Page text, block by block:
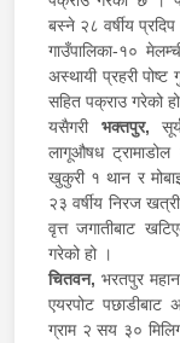
बस्ने २८ वर्षीय
गाउँपालिका-१०
अस्थायी प्रहरी
सहित पक्राउ गरेको
यसैगरी भक्तपुर,
लागूऔषध
खुकुरी १ थान र
२३ वर्षीय निरज
वृत्त जगातीबाट
गरेको हो ।
चितवन, भरतपुर
एयरपोट
ग्राम २ सय ३०